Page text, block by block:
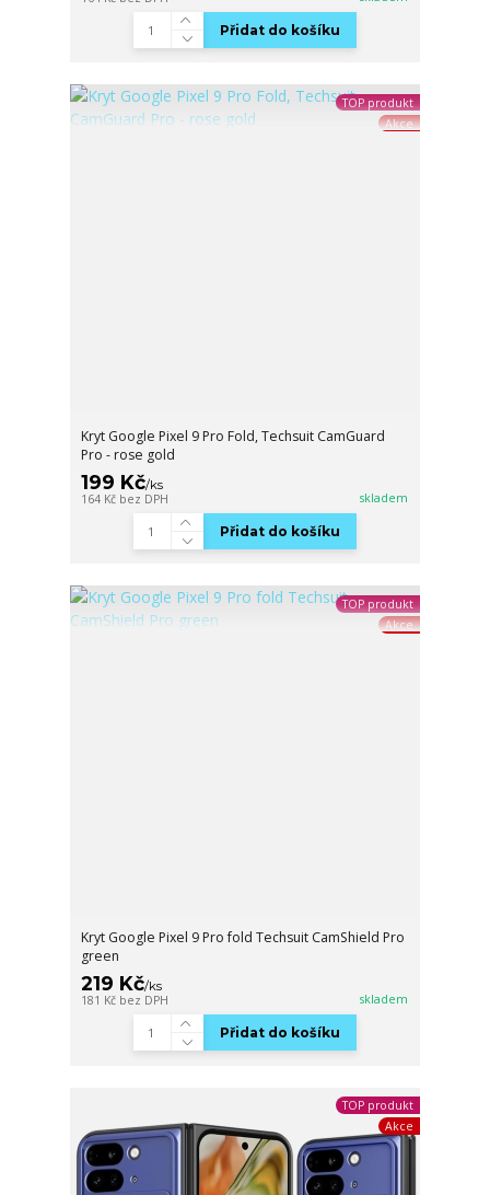
Přidat do košíku
TOP produkt
Akce
Kryt Google Pixel 9 Pro Fold, Techsuit CamGuard
Pro - rose gold
199 Kč/ks
164 Kč bez DPH skladem
Přidat do košíku
TOP produkt
Akce
Kryt Google Pixel 9 Pro fold Techsuit CamShield Pro
green
219 Kč/ks
181 Kč bez DPH skladem
Přidat do košíku
TOP produkt
Akce